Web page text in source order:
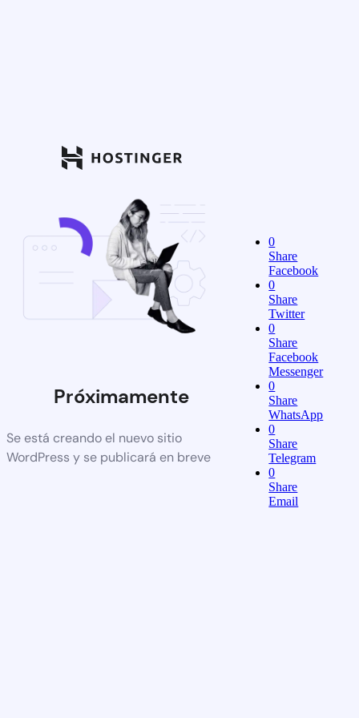
Próximamente
Se está creando el nuevo sitio
WordPress y se publicará en breve
0
Share
Facebook
0
Share
Twitter
0
Share
Facebook
Messenger
0
Share
WhatsApp
0
Share
Telegram
0
Share
Email